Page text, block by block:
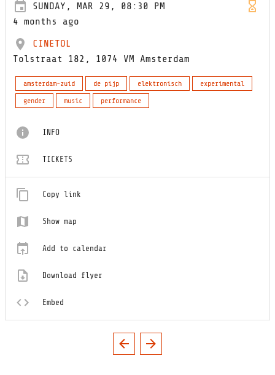
SUNDAY, MAR 29, 08:30 PM
4 months ago
CINETOL
Tolstraat 182, 1074 VM Amsterdam
amsterdam-zuid de pijp elektronisch
experimental
gender
music performance
INFO
TICKETS
Copy link
Show map
Add to calendar
Download flyer
Embed